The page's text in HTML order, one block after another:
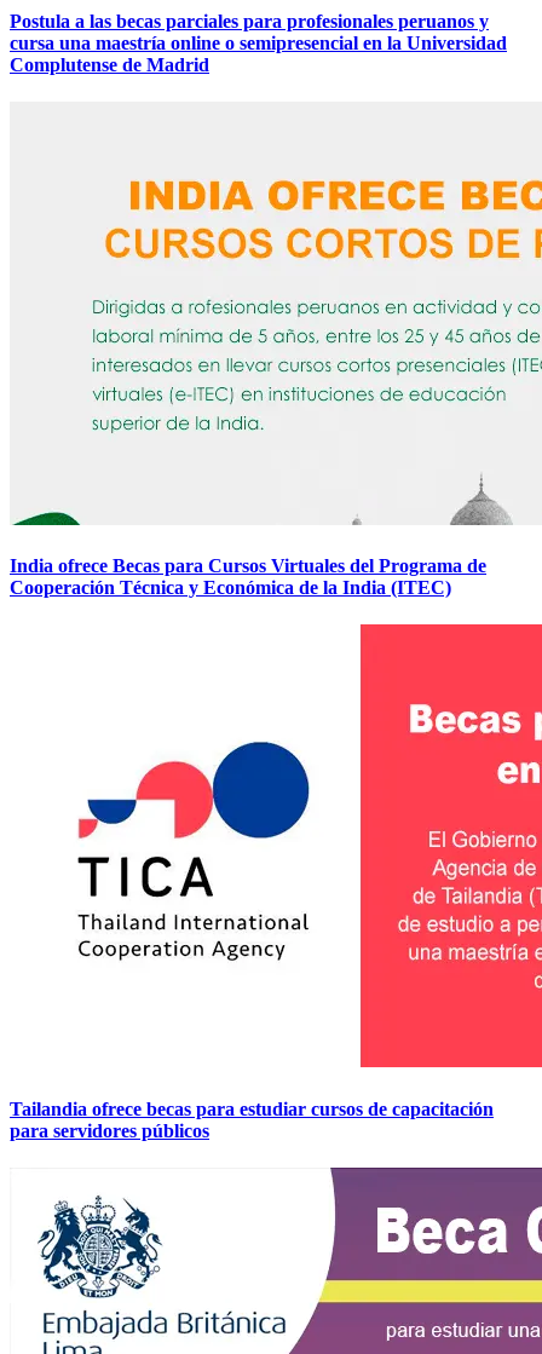
Postula a las becas parciales para profesionales peruanos y
cursa una maestría online o semipresencial en la Universidad
Complutense de Madrid
India ofrece Becas para Cursos Virtuales del Programa de
Cooperación Técnica y Económica de la India (ITEC)
Tailandia ofrece becas para estudiar cursos de capacitación
para servidores públicos